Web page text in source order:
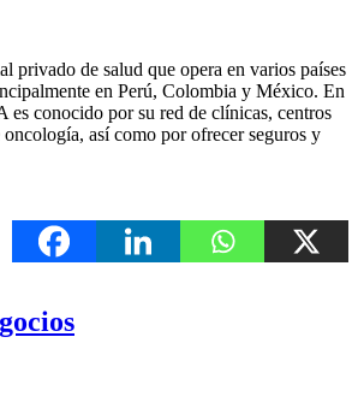
privado de salud que opera en varios países
en Perú, Colombia y México. En
es conocido por su red de clínicas, centros
así como por ofrecer seguros y